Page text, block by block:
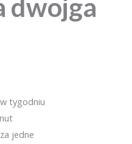
dwojga
tygodniu
jedne